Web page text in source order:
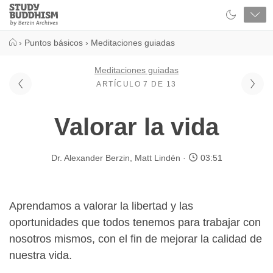
Close
Study
Buddhism
› Puntos básicos › Meditaciones guiadas
Meditaciones guiadas
ARTÍCULO 7 DE 13
Valorar la vida
Dr. Alexander Berzin Matt Lindén 03:51
Aprendamos a valorar la libertad y las
oportunidades que todos tenemos para trabajar con
nosotros mismos, con el fin de mejorar la calidad de
nuestra vida.